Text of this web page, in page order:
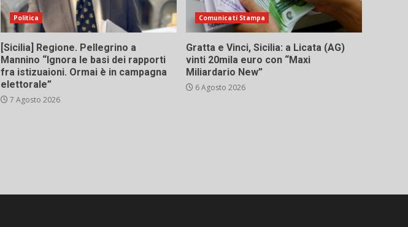
Politica
[Sicilia] Regione. Pellegrino a
Mannino “Ignora le basi dei rapporti
fra istizuaioni. Ormai è in campagna
elettorale”
7 Agosto 2026
Comunicati Stampa
Gratta e Vinci, Sicilia: a Licata (AG)
vinti 20mila euro con “Maxi
Miliardario New”
6 Agosto 2026